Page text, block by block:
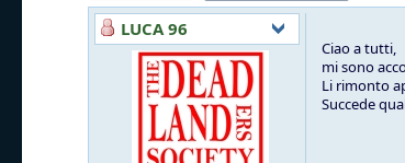
LUCA 96
Ciao a tutti,
mi sono
Li rimonto
Succede